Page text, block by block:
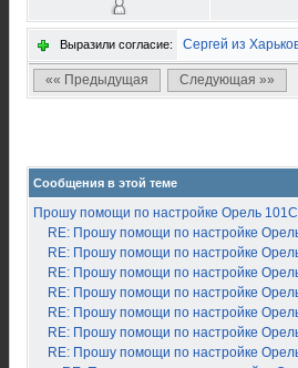
Выразили согласие: Сергей из
«« Предыдущая Следующая »»
Сообщения в этой теме
Прошу помощи по настройке Орель
RE: Прошу помощи по настройке
RE: Прошу помощи по настройке
RE: Прошу помощи по настройке
RE: Прошу помощи по настройке
RE: Прошу помощи по настройке
RE: Прошу помощи по настройке
RE: Прошу помощи по настройке